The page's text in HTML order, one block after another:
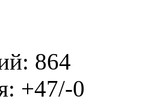
864
+47/-0